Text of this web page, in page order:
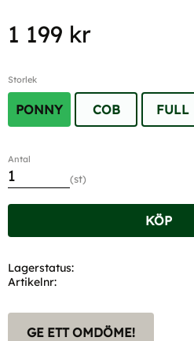
1 199 kr
Storlek
PONNY COB FULL
Antal
st
KÖP
Lagerstatus
Artikelnr
GE ETT OMDÖME!